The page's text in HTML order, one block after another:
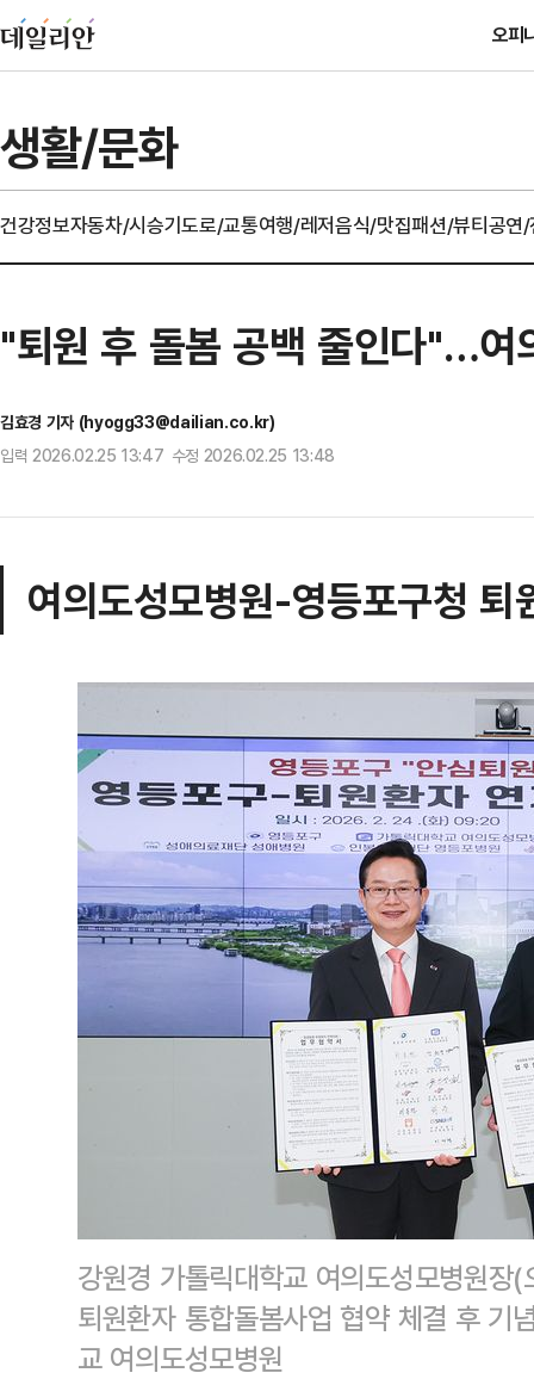
오피
생활/문화
건강정보자동차/시승기도로/교통여행/레저음식/맛집패션/뷰티공연
"퇴원 후 돌봄 공백 줄인다"…여
김효경 기자 (hyogg33@dailian.co.kr)
입력 2026.02.25 13:47 수정 2026.02.25 13:48
여의도성모병원-영등포구청 퇴
강원경 가톨릭대학교 여의도성모병원장
퇴원환자 통합돌봄사업 협약 체결 후
교 여의도성모병원